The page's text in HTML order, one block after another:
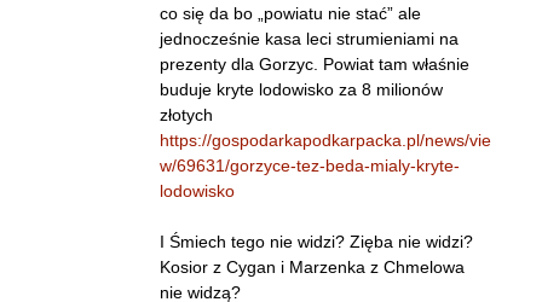
co się da bo „powiatu nie stać” ale
jednocześnie kasa leci strumieniami na
prezenty dla Gorzyc. Powiat tam właśnie
buduje kryte lodowisko za 8 milionów
złotych
https://gospodarkapodkarpacka.pl/news/vie
w/69631/gorzyce-tez-beda-mialy-kryte-
lodowisko
I Śmiech tego nie widzi? Zięba nie widzi?
Kosior z Cygan i Marzenka z Chmelowa
nie widzą?